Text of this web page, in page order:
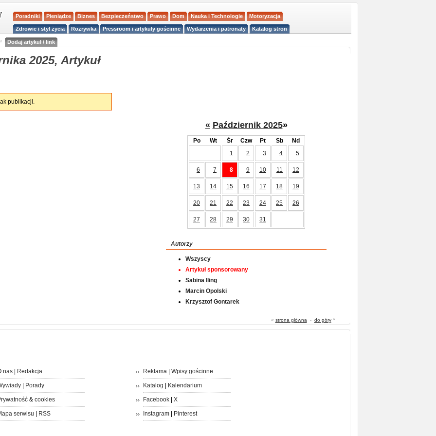
Poradniki Pieniądze Biznes Bezpieczeństwo Prawo Dom Nauka i Technologie Motoryzacja
Zdrowie i styl życia Rozrywka Pressroom i artykuły gościnne Wydarzenia i patronaty Katalog stron
Dodaj artykuł / link
2025, Artykuł
publikacji.
« Październik 2025»
Po Wt Śr Czw Pt Sb
Nd
1
2 3 4 5
6 7 8 9 10 11 12
13 14 15 16 17 18 19
20 21 22 23 24 25 26
27 28 29 30 31
Autorzy
Wszyscy
Artykuł sponsorowany
Sabina Iling
Marcin Opolski
Krzysztof Gontarek
« strona główna - do góry^
nas| Redakcja
| Porady
& cookies
serwisu RSS
Reklama| Wpisy gościnne
Katalog Kalendarium
Facebook| X
Instagram| Pinterest